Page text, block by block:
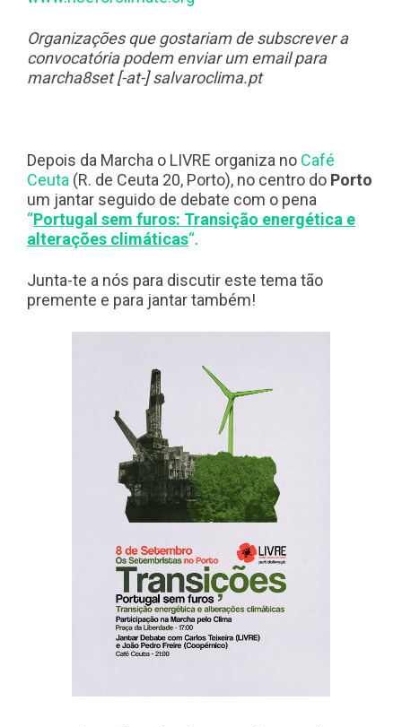
Organizações que gostariam de subscrever a
convocatória podem enviar um email para
marcha8set [-at-] salvaroclima.pt
Depois da Marcha o LIVRE organiza no Café
Ceuta (R. de Ceuta 20, Porto), no centro do Porto
um jantar seguido de debate com o pena
“Portugal sem furos: Transição energética e
alterações climáticas“.
Junta-te a nós para discutir este tema tão
premente e para jantar também!